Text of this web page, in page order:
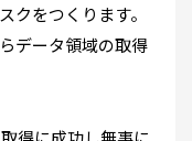
クをつくります。
データ領域の取得